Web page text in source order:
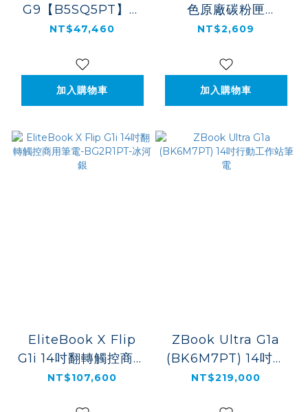
G9【B5SQ5PT】商
務桌機
NT$47,460
加入購物車
色原廠碳粉匣
(CF279A)
NT$2,609
加入購物車
EliteBook X Flip
G1i 14吋翻轉觸控商用
筆電-BG2R1PT-冰河
NT$107,600
ZBook Ultra G1a
(BK6M7PT) 14吋行
動工作站筆電
NT$219,000